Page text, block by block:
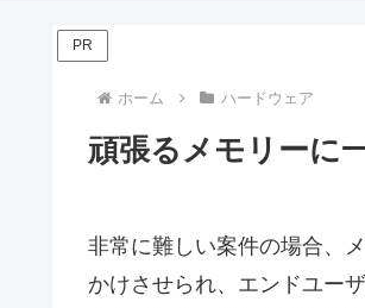
PR
ホーム ハードウェア
頑張るメモリーに
非常に難しい案件の場合、
かけさせられ、エンドユー